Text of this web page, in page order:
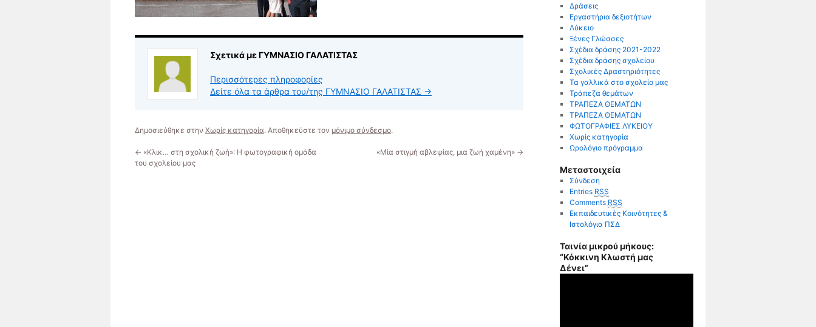
Σχετικά με ΓΥΜΝΑΣΙΟ ΓΑΛΑΤΙΣΤΑΣ
Περισσότερες πληροφορίες
Δείτε όλα τα άρθρα του/της ΓΥΜΝΑΣΙΟ ΓΑΛΑΤΙΣΤΑΣ →
Δημοσιεύθηκε στην Χωρίς κατηγορία. Αποθηκεύστε τον μόνιμο σύνδεσμο.
← «Κλικ… στη σχολική ζωή»: Η φωτογραφική ομάδα
του σχολείου μας
«Μία στιγμή αβλεψίας, μια ζωή χαμένη» →
Δράσεις
Εργαστήρια δεξιοτήτων
Λύκειο
Ξένες Γλώσσες
Σχέδια δράσης 2021-2022
Σχέδια δράσης σχολείου
Σχολικές Δραστηριότητες
Τα γαλλικά στο σχολείο μας
Τράπεζα θεμάτων
ΤΡΑΠΕΖΑ ΘΕΜΑΤΩΝ
ΤΡΑΠΕΖΑ ΘΕΜΑΤΩΝ
ΦΩΤΟΓΡΑΦΙΕΣ ΛΥΚΕΙΟΥ
Χωρίς κατηγορία
Ωρολόγιο πρόγραμμα
Μεταστοιχεία
Σύνδεση
Entries RSS
Comments RSS
Εκπαιδευτικές Κοινότητες &
Ιστολόγια ΠΣΔ
Ταινία μικρού μήκους:
“Κόκκινη Κλωστή μας
Δένει”